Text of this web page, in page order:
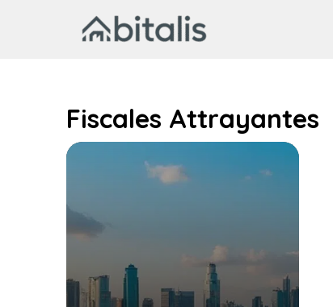
Fiscales Attrayantes